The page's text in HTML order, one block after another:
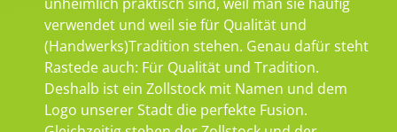
verwendet und weil sie für Qualität und
(Handwerks)Tradition stehen. Genau dafür steht
Rastede auch: Für Qualität und Tradition.
Deshalb ist ein Zollstock mit Namen und dem
Logo unserer Stadt die perfekte Fusion.